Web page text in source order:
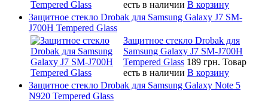
есть в наличии В корзину
Защитное стекло Drobak для Samsung Galaxy J7 SM-
J700H Tempered Glass
Защитное стекло Drobak для
Samsung Galaxy J7 SM-J700H
Tempered Glass 189 грн. Товар
есть в наличии В корзину
Защитное стекло Drobak для Samsung Galaxy Note 5
N920 Tempered Glass